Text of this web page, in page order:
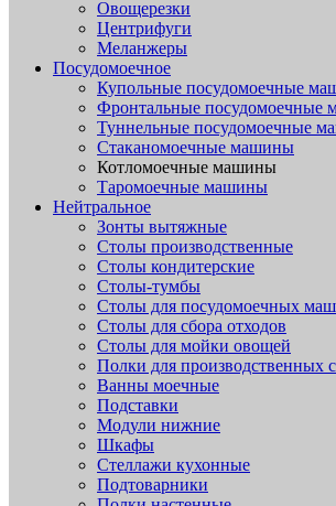
Овощерезки
Центрифуги
Меланжеры
Посудомоечное
Купольные посудомоечные
Фронтальные посудомоечные
Туннельные посудомоечные
Стаканомоечные машины
Котломоечные машины
Таромоечные машины
Нейтральное
Зонты вытяжные
Столы производственные
Столы кондитерские
Столы-тумбы
Столы для посудомоечных
Столы для сбора отходов
Столы для мойки овощей
Полки для производственных
Ванны моечные
Подставки
Модули нижние
Шкафы
Стеллажи кухонные
Подтоварники